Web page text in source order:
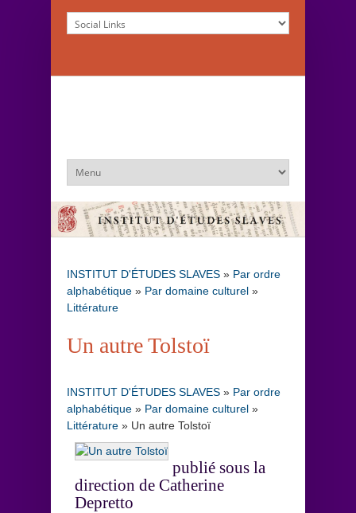
INSTITUT D'ÉTUDES SLAVES » Par ordre
alphabétique » Par domaine culturel »
Littérature
Un autre Tolstoï
INSTITUT D'ÉTUDES SLAVES » Par ordre
alphabétique » Par domaine culturel »
Littérature » Un autre Tolstoï
publié sous la
direction de Catherine
Depretto